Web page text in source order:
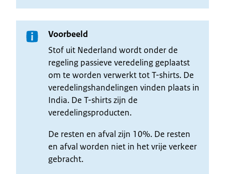
Voorbeeld
Stof uit Nederland wordt onder de
regeling passieve veredeling geplaatst
om te worden verwerkt tot T-shirts. De
veredelingshandelingen vinden plaats in
India. De T-shirts zijn de
veredelingsproducten.
De resten en afval zijn 10%. De resten
en afval worden niet in het vrije verkeer
gebracht.